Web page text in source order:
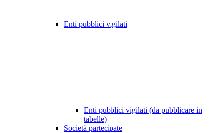
Enti pubblici vigilati
Enti pubblici vigilati (da pubblicare in
tabelle)
Società partecipate